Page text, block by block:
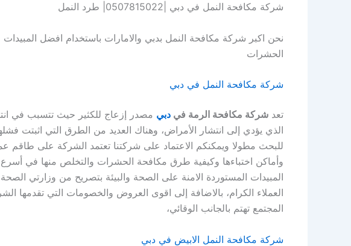
شركة مكافحة النمل في دبي |0507815022| طرد النمل
نحن اكبر شركة مكافحة النمل بدبي والامارات باستخدام افضل المبيدات
الحشرات
شركة مكافحة النمل في دبي
تعد شركة مكافحة الرمة في دبي مصدر إزعاج للكثير حيث تتسبب في
الذي يؤدي إلى انتشار الأمراض، وهناك العديد من الطرق التي اثبتت
للبحث مطولا ويمكنكم الاعتماد على شركتنا تعتمد الشركة على طاقم
وأماكن اختباءها وكيفية طرق مكافحة الحشرات والتخلص منها في
المبيدات المستوردة الامنة على الصحة والبيئة بتصريح من وزارتي
العملاء الكرام، بالاضافة إلى اقوى العروض والخصومات التي تقدمها
المجتمع تهتم بالجانب الوقائي،
شركة مكافحة النمل الابيض في دبي